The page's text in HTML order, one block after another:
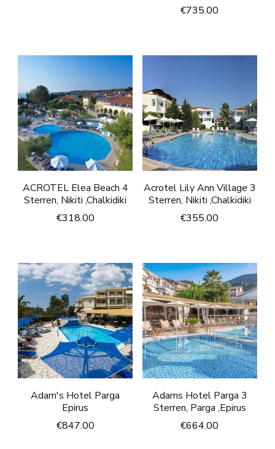
€735.00
ACROTEL Elea Beach 4
Sterren, Nikiti ,Chalkidiki
€318.00
Acrotel Lily Ann Village 3
Sterren, Nikiti ,Chalkidiki
€355.00
Adam's Hotel Parga
Epirus
€847.00
Adams Hotel Parga 3
Sterren, Parga ,Epirus
€664.00